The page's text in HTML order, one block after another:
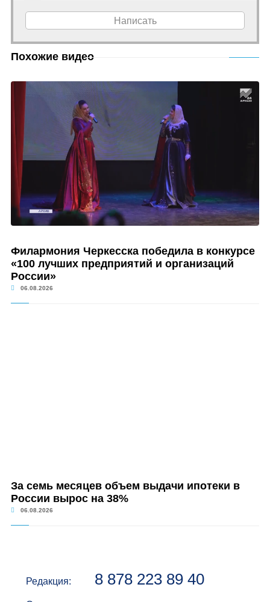
Написать
Похожие видео
Филармония Черкесска победила в конкурсе
«100 лучших предприятий и организаций
России»
06.08.2026
За семь месяцев объем выдачи ипотеки в
России вырос на 38%
06.08.2026
Редакция: 8 878 223 89 40